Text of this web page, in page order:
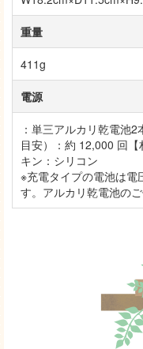
重量
411g
電源
：単三アルカリ乾電池
目安）：約 12,000 回
キン：シリコン
※充電タイプの電池は電
す。アルカリ乾電池の